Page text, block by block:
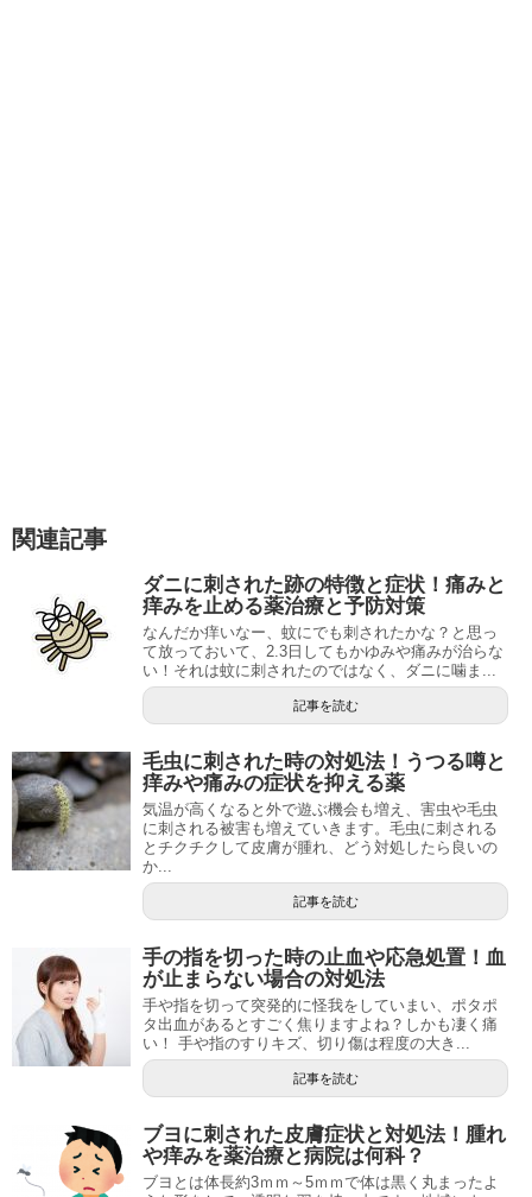
関連記事
ダニに刺された跡の特徴と症状！痛みと
痒みを止める薬治療と予防対策
なんだか痒いなー、蚊にでも刺されたかな？と思っ
て放っておいて、2.3日してもかゆみや痛みが治らな
い！それは蚊に刺されたのではなく、ダニに噛ま...
記事を読む
毛虫に刺された時の対処法！うつる噂と
痒みや痛みの症状を抑える薬
気温が高くなると外で遊ぶ機会も増え、害虫や毛虫
に刺される被害も増えていきます。毛虫に刺される
とチクチクして皮膚が腫れ、どう対処したら良いの
か...
記事を読む
手の指を切った時の止血や応急処置！血
が止まらない場合の対処法
手や指を切って突発的に怪我をしていまい、ポタポ
タ出血があるとすごく焦りますよね？しかも凄く痛
い！ 手や指のすりキズ、切り傷は程度の大き...
記事を読む
ブヨに刺された皮膚症状と対処法！腫れ
や痒みを薬治療と病院は何科？
ブヨとは体長約3ｍｍ～5ｍｍで体は黒く丸まったよ